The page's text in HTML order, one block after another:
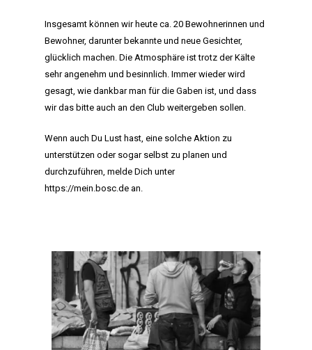
Insgesamt können wir heute ca. 20 Bewohnerinnen und
Bewohner, darunter bekannte und neue Gesichter,
glücklich machen. Die Atmosphäre ist trotz der Kälte
sehr angenehm und besinnlich. Immer wieder wird
gesagt, wie dankbar man für die Gaben ist, und dass
wir das bitte auch an den Club weitergeben sollen.
Wenn auch Du Lust hast, eine solche Aktion zu
unterstützen oder sogar selbst zu planen und
durchzuführen, melde Dich unter
https://mein.bosc.de an.
SHOP